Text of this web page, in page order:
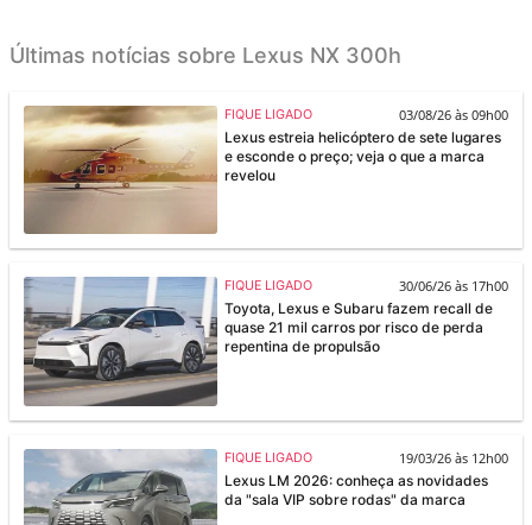
Últimas notícias sobre Lexus NX 300h
FIQUE LIGADO
03/08/26 às 09h00
Lexus estreia helicóptero de sete lugares
e esconde o preço; veja o que a marca
revelou
FIQUE LIGADO
30/06/26 às 17h00
Toyota, Lexus e Subaru fazem recall de
quase 21 mil carros por risco de perda
repentina de propulsão
FIQUE LIGADO
19/03/26 às 12h00
Lexus LM 2026: conheça as novidades
da "sala VIP sobre rodas" da marca